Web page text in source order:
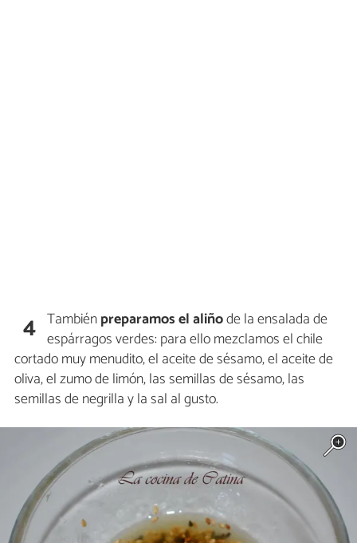
4 Tambiénpreparamos el aliñode la ensalada de
espárragos verdes: para ello mezclamos el chile
cortado muy menudito, el aceite de sésamo, el aceite de
oliva, el zumo de limón, las semillas de sésamo, las
semillas de negrilla y la sal al gusto.